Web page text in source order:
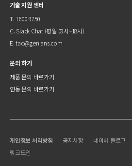
기술 지원 센터
T. 1600-9750
C. Slack Chat(평일 09시~18시)
E.tac@genians.com
문의 하기
제품 문의 바로가기
연동 문의 바로가기
개인정보 처리방침 공지사항 네이버 블로그
링크드인